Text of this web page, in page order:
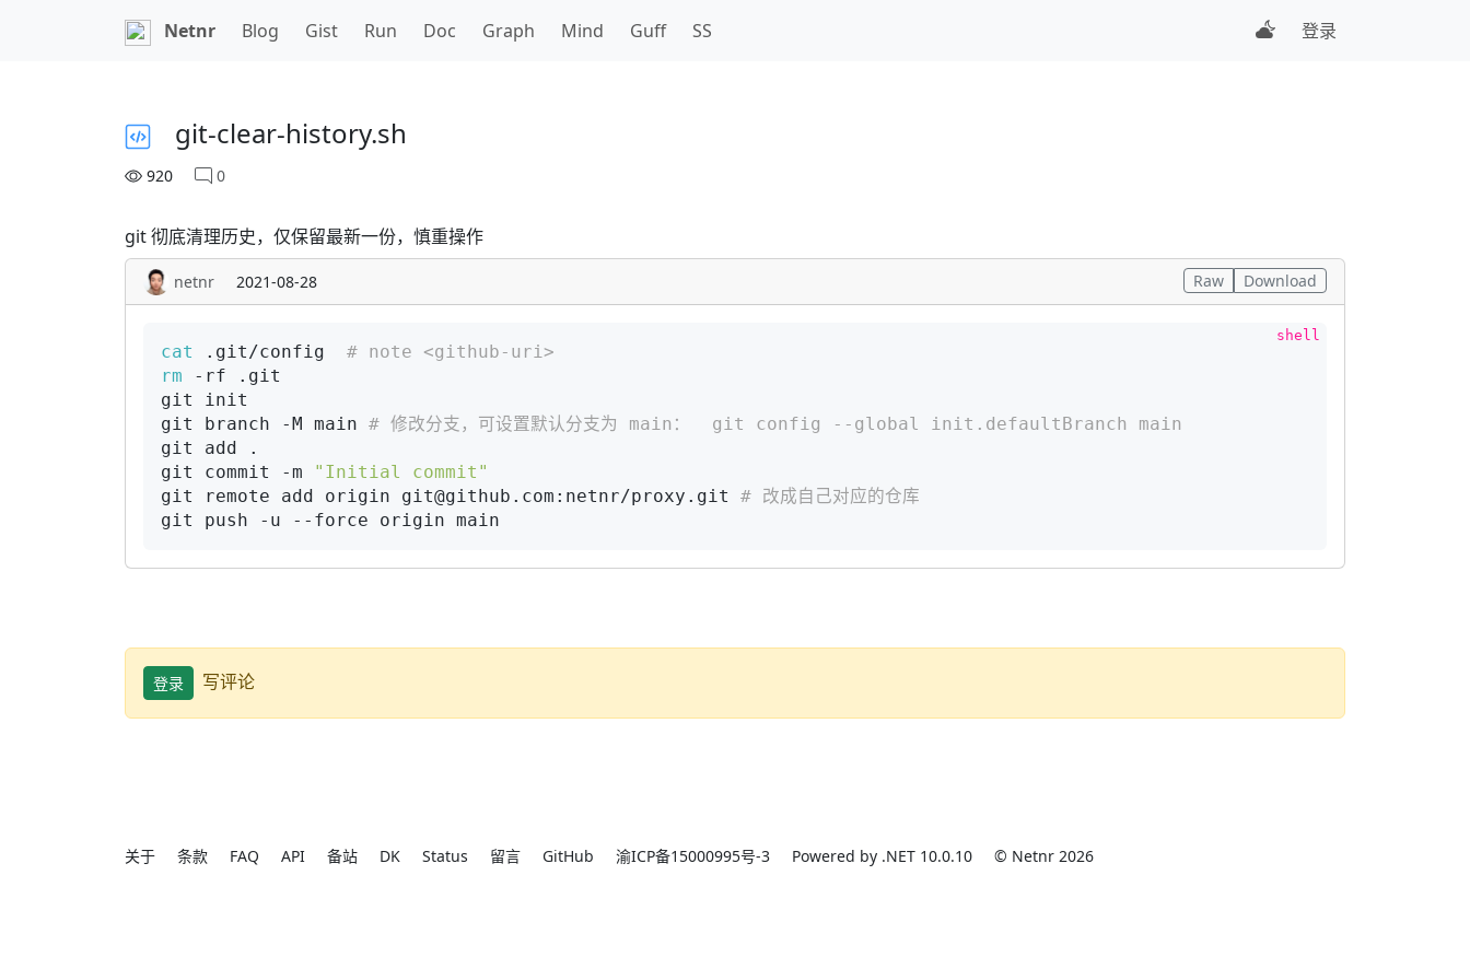
Netnr Blog Gist Run Doc Graph Mind Guff SS 登录
git-clear-history.sh
920 0
git 彻底清理历史，仅保留最新一份，慎重操作
netnr 2021-08-28 Raw Download
cat .git/config # note <github-uri>
rm -rf .git
git init
git branch -M main # 修改分支，可设置默认分支为 main：  git config --global init.defaultBranch main
git add .
git commit -m
"Initial commit"
git remote add origin git@github.com:netnr/proxy.git # 改成自己对应的仓库
git push -u --force origin main
登录 写评论
关于 条款 FAQ API 备站 DK Status 留言 GitHub 渝ICP备15000995号-3 Powered by .NET 10.0.10 © Netnr 2026